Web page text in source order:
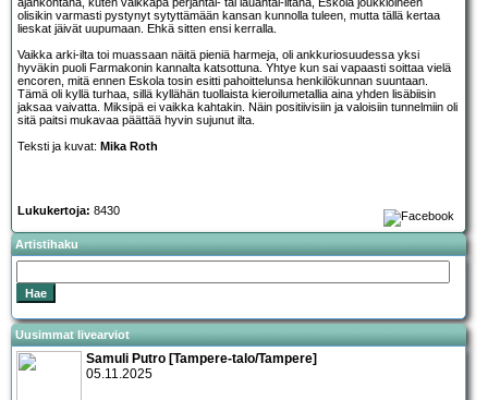
ajankohtana, kuten vaikkapa perjantai- tai lauantai-iltana, Eskola joukkioineen
olisikin varmasti pystynyt sytyttämään kansan kunnolla tuleen, mutta tällä kertaa
lieskat jäivät uupumaan. Ehkä sitten ensi kerralla.
Vaikka arki-ilta toi muassaan näitä pieniä harmeja, oli ankkuriosuudessa yksi
hyväkin puoli Farmakonin kannalta katsottuna. Yhtye kun sai vapaasti soittaa vielä
encoren, mitä ennen Eskola tosin esitti pahoittelunsa henkilökunnan suuntaan.
Tämä oli kyllä turhaa, sillä kyllähän tuollaista kieroilumetallia aina yhden lisäbiisin
jaksaa vaivatta. Miksipä ei vaikka kahtakin. Näin positiivisiin ja valoisiin tunnelmiin oli
sitä paitsi mukavaa päättää hyvin sujunut ilta.
Teksti ja kuvat: Mika Roth
Lukukertoja: 8430
Artistihaku
Uusimmat livearviot
Samuli Putro [Tampere-talo/Tampere]
05.11.2025